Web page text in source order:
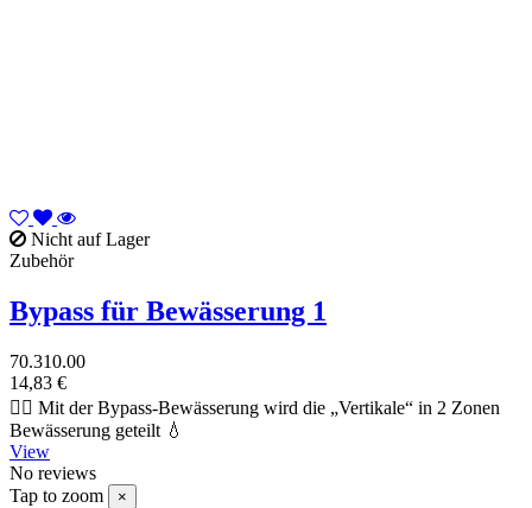
Nicht auf Lager
Zubehör
Bypass für Bewässerung 1
70.310.00
14,83 €
👉🏻 Mit der Bypass-Bewässerung wird die „Vertikale“ in 2 Zonen
Bewässerung geteilt 💧
View
No reviews
Tap to zoom
×